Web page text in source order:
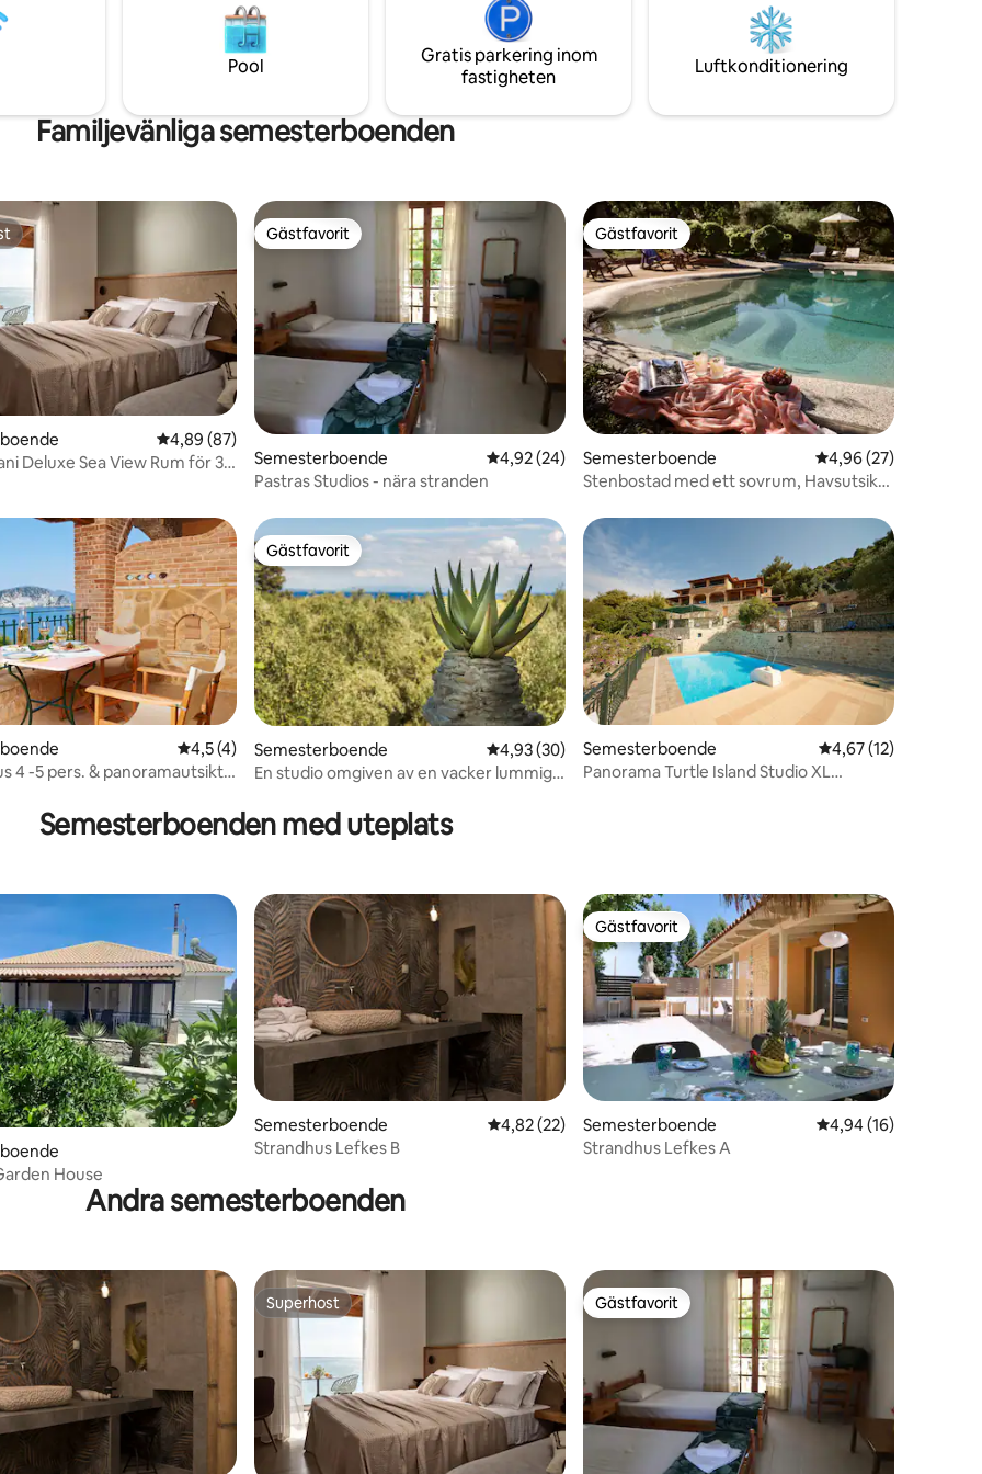
din bekväma balkong. Privat
tillgång till havet. Frukostbuffé
(extra kostnader.)
borta från livliga turistorter och stora
hotell men nära naturen.
avkopplande och bekväm vistelse.
Pool
Gratis parkering inom
fastigheten
Luftkonditionering
Familjevänliga semesterboenden
betyg, 8 omdömen
4,89 av 5 i genomsnittligt betyg, 87 omdömen
4,89 (87)
Deluxe Sea View Rum för 3
Gästfavorit
Gästfavorit
Semesterboende 4,92 av 5 i genomsnittligt betyg, 24 omdömen
4,92 (24)
Pastras Studios - nära stranden
Gästfavorit
Gästfavorit
Semesterboende 4,96 av 5 i
4,96 (27)
Stenbostad med ett sovrum, Havsutsikt
betyg, 13 omdömen
4,5 av 5 i genomsnittligt betyg, 4 omdömen
4,5 (4)
4 -5 pers. & panoramautsikt
Gästfavorit
Gästfavorit
Semesterboende 4,93 av 5 i genomsnittligt betyg, 30 omdömen
4,93 (30)
En studio omgiven av en vacker lummig
Semesterboende 4,67 av 5 i
4,67 (12)
Panorama Turtle Island Studio XL
Semesterboenden med uteplats
House
Semesterboende 4,82 av 5 i genomsnittligt betyg, 22 omdömen
4,82 (22)
Strandhus Lefkes B
Gästfavorit
Gästfavorit
Semesterboende 4,94 av 5 i
4,94 (16)
Strandhus Lefkes A
Andra semesterboenden
Superhost
Superhost Gästfavorit
Gästfavorit